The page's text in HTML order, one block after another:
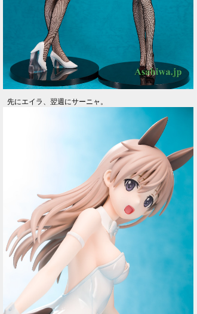
先にエイラ、翌週にサーニャ。